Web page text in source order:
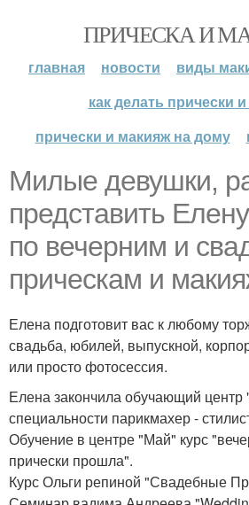
ПРИЧЕСКА И
главная новости
виды
как делать прически
прически и макияж на дому
Милые девушки,
представить
по вечерним и
прическам и
Елена подготовит вас к любому
свадьба, юбилей, выпускной,
или просто фотосессия.
Елена закончила обучающий центр
специальности парикмахер -
Обучение в центре "Май" курс
прически прошла".
Курс Ольги репиной "Свадебные